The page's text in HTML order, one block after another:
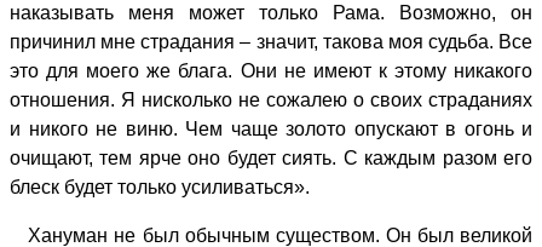
наказывать меня может только Рама. Возможно, он
причинил мне страдания – значит, такова моя судьба. Все
это для моего же блага. Они не имеют к этому никакого
отношения. Я нисколько не сожалею о своих страданиях
и никого не виню. Чем чаще золото опускают в огонь и
очищают, тем ярче оно будет сиять. С каждым разом его
блеск будет только усиливаться».
Хануман не был обычным существом. Он был великой